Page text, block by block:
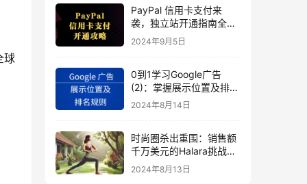
球
PayPal 信用卡支付来
袭，独立站开通指南全揭
秘
2024年9月5日
0到1学习Google广告
(2)：掌握展示位置及排名
规则
2024年8月14日
时尚圈杀出重围：销售额
千万美元的Halara挑战
SHEIN成新时尚巨头
（上）
2024年8月13日